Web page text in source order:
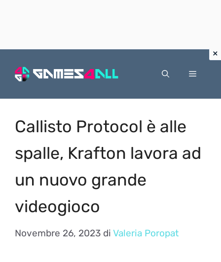
Menu
Callisto Protocol è alle
spalle, Krafton lavora ad
un nuovo grande
videogioco
Novembre 26, 2023 di Valeria Poropat